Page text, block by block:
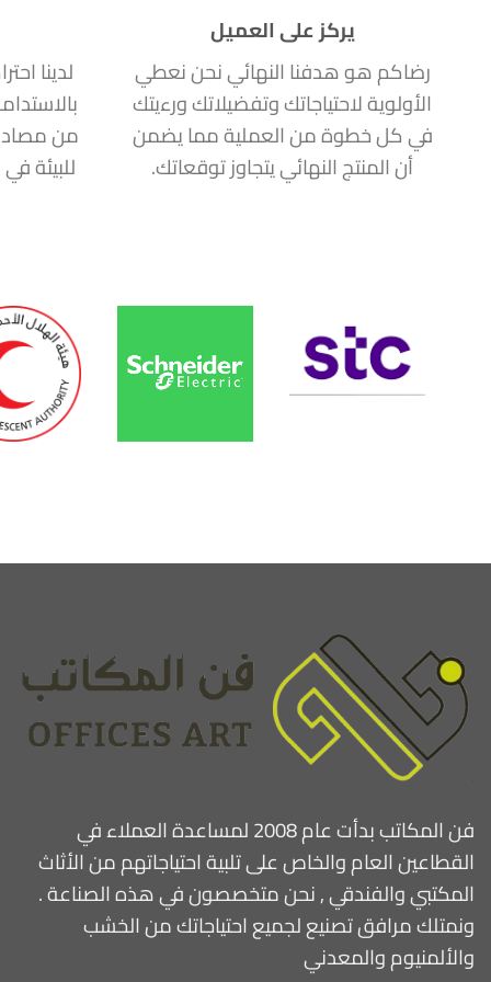
يركز على العميل
رضاكم هو هدفنا النهائي نحن نعطي
الأولوية لاحتياجاتك وتفضيلاتك ورءيتك
في كل خطوة من العملية مما يضمن
أن المنتج النهائي يتجاوز توقعاتك.
لدينا
من
للبيئة
فن المكاتب بدأت عام 2008 لمساعدة العملاء في
القطاعين العام والخاص على تلبية احتياجاتهم من الأثاث
المكتبي والفندقي , نحن متخصصون في هذه الصناعة .
ونمتلك مرافق تصنيع لجميع احتياجاتك من الخشب
والألمنيوم والمعدني